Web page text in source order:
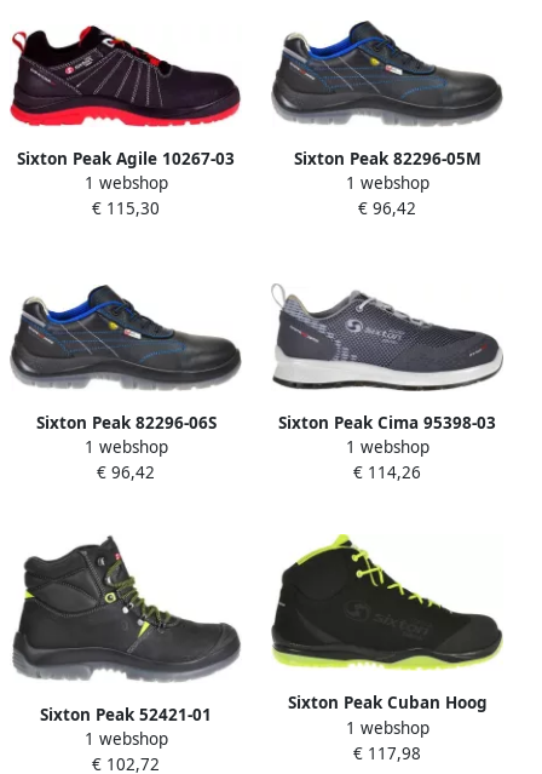
Sixton Peak Agile 10267-03
S3 | Zwart Rood |
00.091.148.46
1 webshop
€ 115,30
Sixton Peak 82296-05M
(Medium) Brescia Laag S3 |
Zwart Blauw |
1 webshop
€ 96,42
Sixton Peak 82296-06S
(Small) Brescia Laag S3 |
Zwart Blauw |
1 webshop
€ 96,42
Sixton Peak Cima 95398-03
S1P | Grijs | 00.091.142.40
1 webshop
€ 114,26
Sixton Peak 52421-01
Gamma Air Hoog S3 | Zwart
| 00.091.028.38
1 webshop
€ 102,72
Sixton Peak Cuban Hoog
91370-00 S3 | Zwart Geel |
8052086524217
1 webshop
€ 117,98